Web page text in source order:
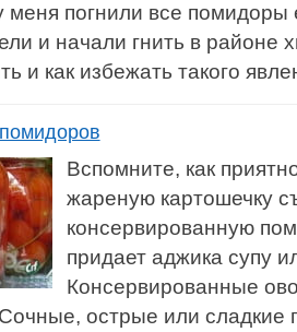
меня погнили все
и начали гнить в районе
и как избежать такого
Вспомните, как
жареную картошечку
консервированную
придает аджика супу
Консервированные
острые или сладкие